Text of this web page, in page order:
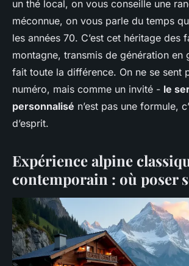
un thé local, on vous conseille une
méconnue, on vous parle du temps
les années 70. C’est cet héritage des
montagne, transmis de génération en
fait toute la différence. On ne se sent
numéro, mais comme un invité - le
personnalisé n’est pas une formule,
d’esprit.
Expérience alpine
contemporain : où poser